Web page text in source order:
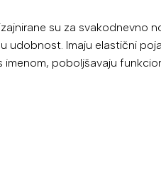
su za svakodnevno
udobnost. Imaju elastični
poboljšavaju